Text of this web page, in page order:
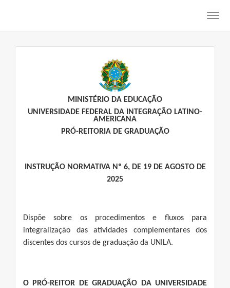
MINISTÉRIO DA EDUCAÇÃO
UNIVERSIDADE FEDERAL DA INTEGRAÇÃO LATINO-
AMERICANA
PRÓ-REITORIA DE GRADUAÇÃO
INSTRUÇÃO NORMATIVA Nº 6, DE 19 DE AGOSTO DE
2025
Dispõe sobre os procedimentos e fluxos para
integralização das atividades complementares dos
discentes dos cursos de graduação da UNILA.
O PRÓ-REITOR DE GRADUAÇÃO DA UNIVERSIDADE